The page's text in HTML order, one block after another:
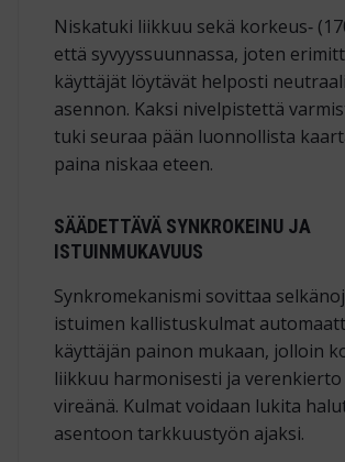
Niskatuki liikkuu sekä korkeus‑
että syvyyssuunnassa, joten
käyttäjät löytävät helposti
asennon. Kaksi nivelpistettä
tuki seuraa pään luonnollista
paina niskaa eteen.
SÄÄDETTÄVÄ SYNKROKEINU JA
ISTUINMUKAVUUS
Synkrome­kanismi sovittaa
istuimen kallistuskulmat
käyttäjän painon mukaan, jolloin
liikkuu harmonisesti ja verenkierto
vireänä. Kulmat voidaan lukita
asentoon tarkkuustyön ajaksi.